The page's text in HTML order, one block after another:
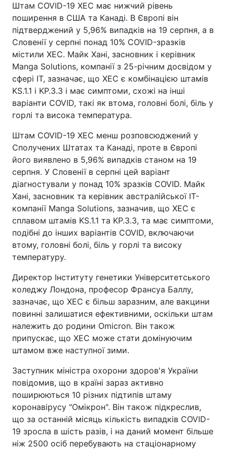
Штам COVID-19 XEC має нижчий рівень
поширення в США та Канаді. В Європі він
підтверджений у 5,96% випадків на 19 серпня, а в
Словенії у серпні понад 10% COVID-зразків
містили XEC. Майк Хані, засновник і керівник
Manga Solutions, компанії з 25-річним досвідом у
сфері IT, зазначає, що XEC є комбінацією штамів
KS.1.1 і KP.3.3 і має симптоми, схожі на інші
варіанти COVID, такі як втома, головні болі, біль у
горлі та висока температура.
Штам COVID-19 XEC менш розповсюджений у
Сполучених Штатах та Канаді, проте в Європі
його виявлено в 5,96% випадків станом на 19
серпня. У Словенії в серпні цей варіант
діагностували у понад 10% зразків COVID. Майк
Хані, засновник та керівник австралійської IT-
компанії Manga Solutions, зазначив, що XEC є
сплавом штамів KS.1.1 та KP.3.3, та має симптоми,
подібні до інших варіантів COVID, включаючи
втому, головні болі, біль у горлі та високу
температуру.
Директор Інституту генетики Університетського
коледжу Лондона, професор Франсуа Баллу,
зазначає, що XEC є більш заразним, але вакцини
повинні залишатися ефективними, оскільки штам
належить до родини Omicron. Він також
припускає, що XEC може стати домінуючим
штамом вже наступної зими.
Заступник міністра охорони здоров'я України
повідомив, що в країні зараз активно
поширюються 10 різних підтипів штаму
коронавірусу "Омікрон". Він також підкреслив,
що за останній місяць кількість випадків COVID-
19 зросла в шість разів, і на даний момент більше
ніж 2500 осіб перебувають на стаціонарному